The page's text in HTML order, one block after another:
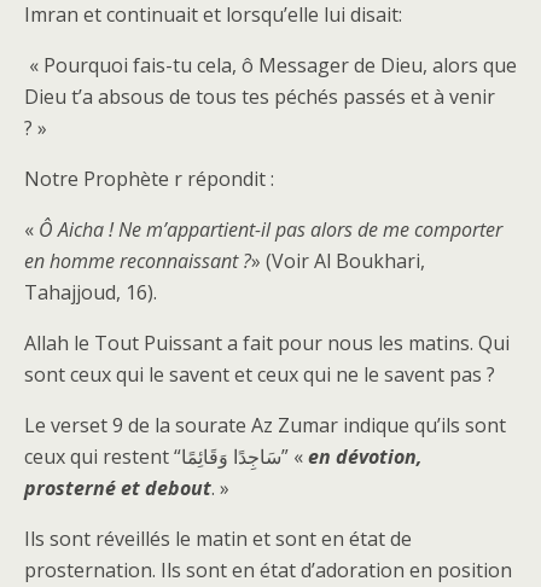
Imran et continuait et lorsqu’elle lui disait:
« Pourquoi fais-tu cela, ô Messager de Dieu, alors que
Dieu t’a absous de tous tes péchés passés et à venir
? »
Notre Prophète r répondit :
« Ô Aicha ! Ne m’appartient-il pas alors de me comporter
en homme reconnaissant ?» (Voir Al Boukhari,
Tahajjoud, 16).
Allah le Tout Puissant a fait pour nous les matins. Qui
sont ceux qui le savent et ceux qui ne le savent pas ?
Le verset 9 de la sourate Az Zumar indique qu’ils sont
ceux qui restent “سَاجِدًا وَقَائِمًا” «en dévotion,
prosterné et debout. »
Ils sont réveillés le matin et sont en état de
prosternation. Ils sont en état d’adoration en position